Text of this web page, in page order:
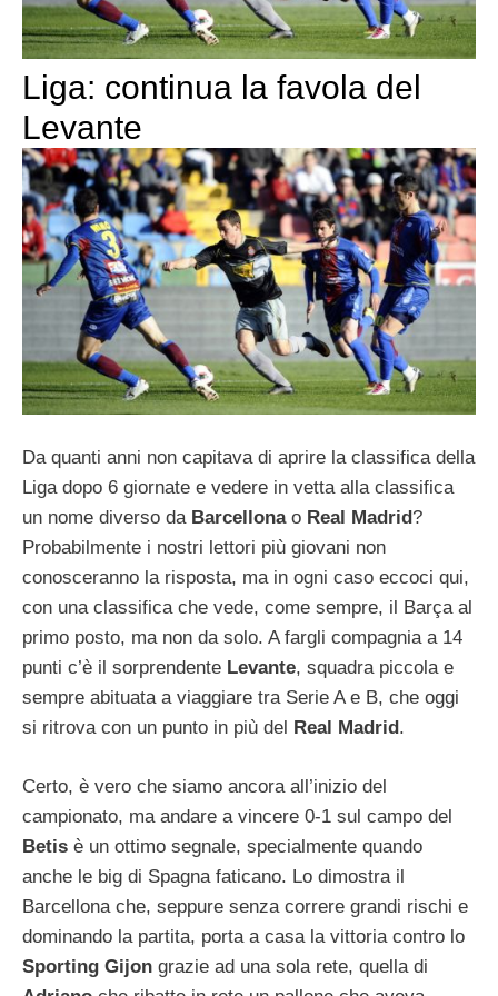
Liga: continua la favola del
Levante
Da quanti anni non capitava di aprire la classifica della
Liga dopo 6 giornate e vedere in vetta alla classifica
un nome diverso da Barcellonao Real Madrid ?
Probabilmente i nostri lettori più giovani non
conosceranno la risposta, ma in ogni caso eccoci qui,
con una classifica che vede, come sempre, il Barça al
primo posto, ma non da solo. A fargli compagnia a 14
punti c’è il sorprendente Levante, squadra piccola e
sempre abituata a viaggiare tra Serie A e B, che oggi
si ritrova con un punto in più del
Real Madrid .
Certo, è vero che siamo ancora all’inizio del
campionato, ma andare a vincere 0-1 sul campo del
Betis è un ottimo segnale, specialmente quando
anche le big di Spagna faticano. Lo dimostra il
Barcellona che, seppure senza correre grandi rischi e
dominando la partita, porta a casa la vittoria contro lo
Sporting Gijon grazie ad una sola rete, quella di